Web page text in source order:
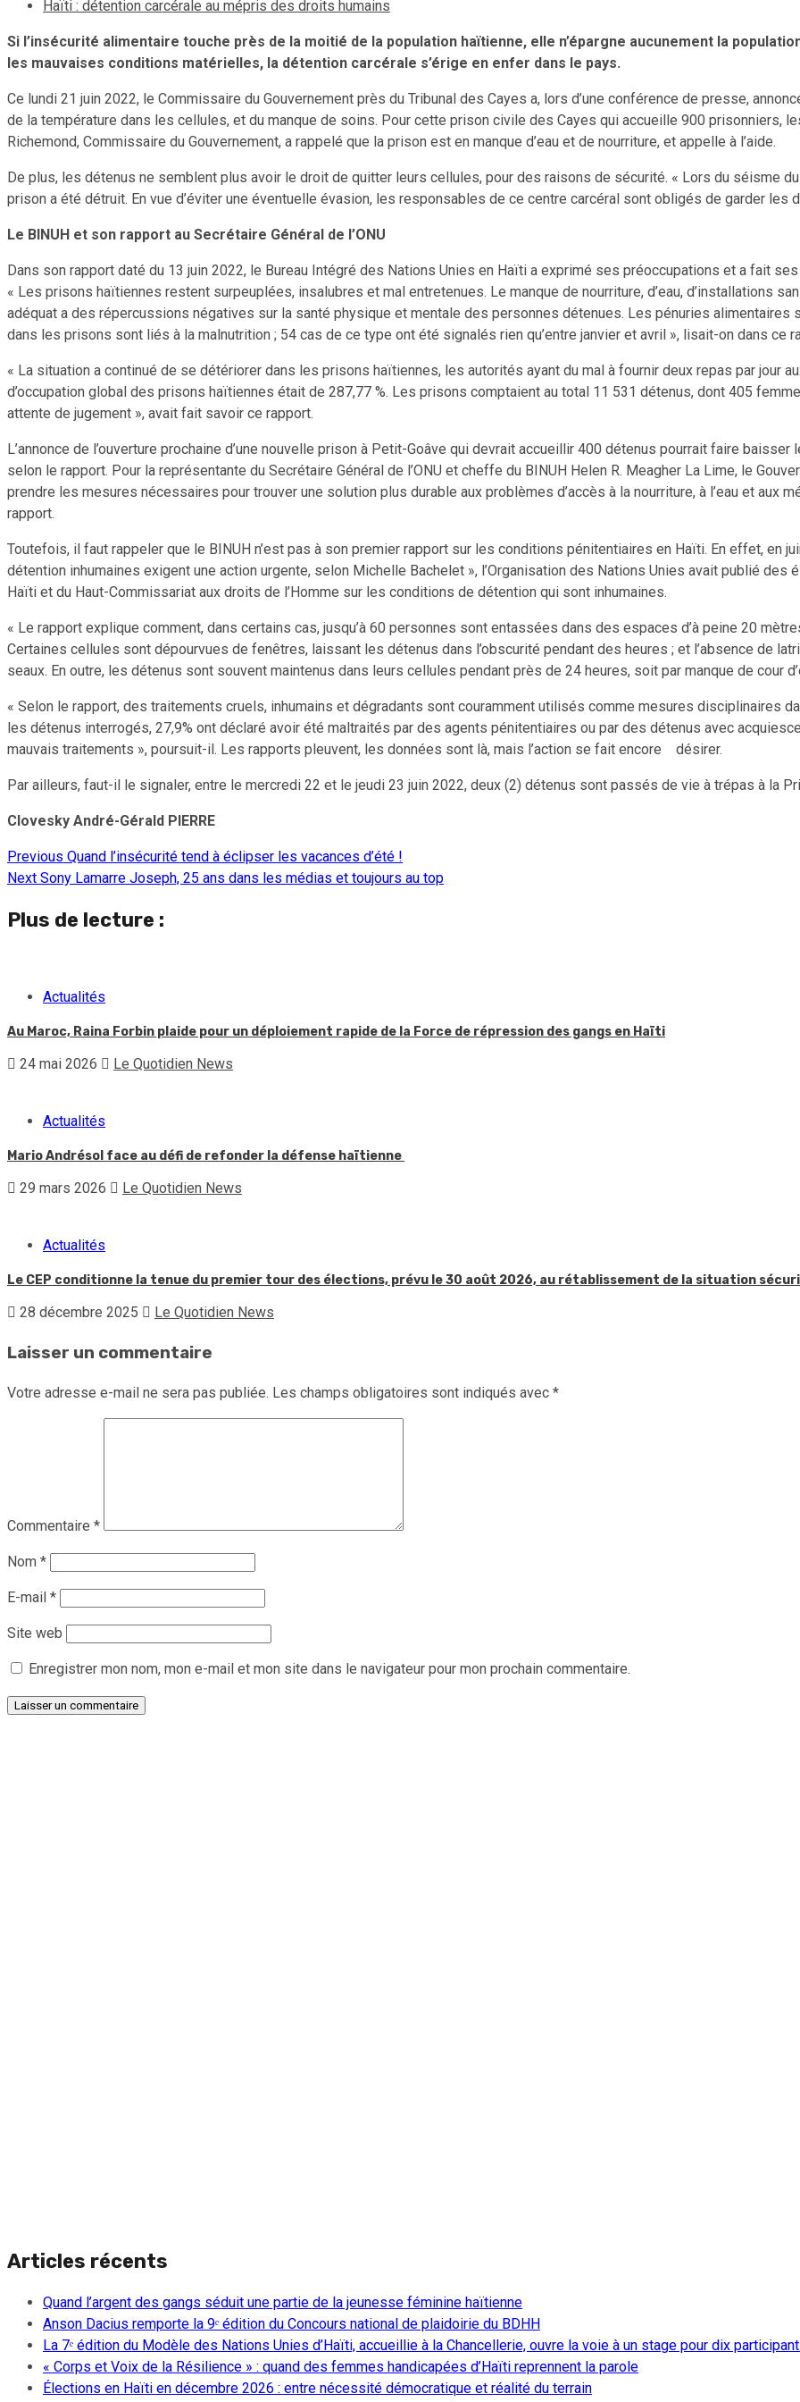
Haïti : détention carcérale au mépris des droits humains
Si l’insécurité alimentaire touche près de la moitié de la population haïtienne, elle n’épargne aucunement la
les mauvaises conditions matérielles, la détention carcérale s’érige en enfer dans le pays.
Ce lundi 21 juin 2022, le Commissaire du Gouvernement près du Tribunal des Cayes a, lors d’une conférence de presse,
de la température dans les cellules, et du manque de soins. Pour cette prison civile des Cayes qui accueille 900 prisonniers,
Richemond, Commissaire du Gouvernement, a rappelé que la prison est en manque d’eau et de nourriture, et appelle à l’aide.
De plus, les détenus ne semblent plus avoir le droit de quitter leurs cellules, pour des raisons de sécurité. « Lors du séisme
prison a été détruit. En vue d’éviter une éventuelle évasion, les responsables de ce centre carcéral sont obligés de garder les
Le BINUH et son rapport au Secrétaire Général de l’ONU
Dans son rapport daté du 13 juin 2022, le Bureau Intégré des Nations Unies en Haïti a exprimé ses préoccupations et a fait
« Les prisons haïtiennes restent surpeuplées, insalubres et mal entretenues. Le manque de nourriture, d’eau, d’installations
adéquat a des répercussions négatives sur la santé physique et mentale des personnes détenues. Les pénuries
dans les prisons sont liés à la malnutrition ; 54 cas de ce type ont été signalés rien qu’entre janvier et avril », lisait-on dans ce
« La situation a continué de se détériorer dans les prisons haïtiennes, les autorités ayant du mal à fournir deux repas par jour
d’occupation global des prisons haïtiennes était de 287,77 %. Les prisons comptaient au total 11 531 détenus, dont 405
attente de jugement », avait fait savoir ce rapport.
L’annonce de l’ouverture prochaine d’une nouvelle prison à Petit-Goâve qui devrait accueillir 400 détenus pourrait faire
selon le rapport. Pour la représentante du Secrétaire Général de l’ONU et cheffe du BINUH Helen R. Meagher La Lime, le
prendre les mesures nécessaires pour trouver une solution plus durable aux problèmes d’accès à la nourriture, à l’eau et aux
rapport.
Toutefois, il faut rappeler que le BINUH n’est pas à son premier rapport sur les conditions pénitentiaires en Haïti. En effet, en
détention inhumaines exigent une action urgente, selon Michelle Bachelet », l’Organisation des Nations Unies avait publié des
Haïti et du Haut-Commissariat aux droits de l’Homme sur les conditions de détention qui sont inhumaines.
« Le rapport explique comment, dans certains cas, jusqu’à 60 personnes sont entassées dans des espaces d’à peine 20
Certaines cellules sont dépourvues de fenêtres, laissant les détenus dans l’obscurité pendant des heures ; et l’absence de
seaux. En outre, les détenus sont souvent maintenus dans leurs cellules pendant près de 24 heures, soit par manque de cour
« Selon le rapport, des traitements cruels, inhumains et dégradants sont couramment utilisés comme mesures disciplinaires
les détenus interrogés, 27,9% ont déclaré avoir été maltraités par des agents pénitentiaires ou par des détenus avec
mauvais traitements », poursuit-il. Les rapports pleuvent, les données sont là, mais l’action se fait encore désirer.
Par ailleurs, faut-il le signaler, entre le mercredi 22 et le jeudi 23 juin 2022, deux (2) détenus sont passés de vie à trépas à la
Clovesky André-Gérald PIERRE
Continue
Reading
Previous Quand l’insécurité tend à éclipser les vacances d’été !
Next Sony Lamarre Joseph, 25 ans dans les médias et toujours au top
Plus de lecture :
Actualités
Au Maroc, Raina Forbin plaide pour un déploiement rapide de la Force de répression des gangs en Haïti
24 mai 2026 Le Quotidien News
Actualités
Mario Andrésol face au défi de refonder la défense haïtienne
29 mars 2026 Le Quotidien News
Actualités
Le CEP conditionne la tenue du premier tour des élections, prévu le 30 août 2026, au rétablissement de la situation
28 décembre 2025 Le Quotidien News
Laisser un commentaire
Votre adresse e-mail ne sera pas publiée. Les champs obligatoires sont indiqués avec *
Commentaire *
Nom *
E-mail *
Site web
Enregistrer mon nom, mon e-mail et mon site dans le navigateur pour mon prochain commentaire.
Articles récents
Quand l’argent des gangs séduit une partie de la jeunesse féminine haïtienne
Anson Dacius remporte la 9ᵉ édition du Concours national de plaidoirie du BDHH
La 7ᵉ édition du Modèle des Nations Unies d’Haïti, accueillie à la Chancellerie, ouvre la voie à un stage pour dix
« Corps et Voix de la Résilience » : quand des femmes handicapées d’Haïti reprennent la parole
Élections en Haïti en décembre 2026 : entre nécessité démocratique et réalité du terrain